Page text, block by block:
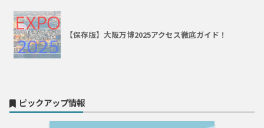
【保存版】大阪万博2025アクセス徹底ガイド！
ピックアップ情報